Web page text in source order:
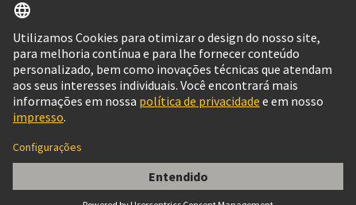
Brasil Português
© Grupo de Tecnologia HARTING
Configurações de cookies